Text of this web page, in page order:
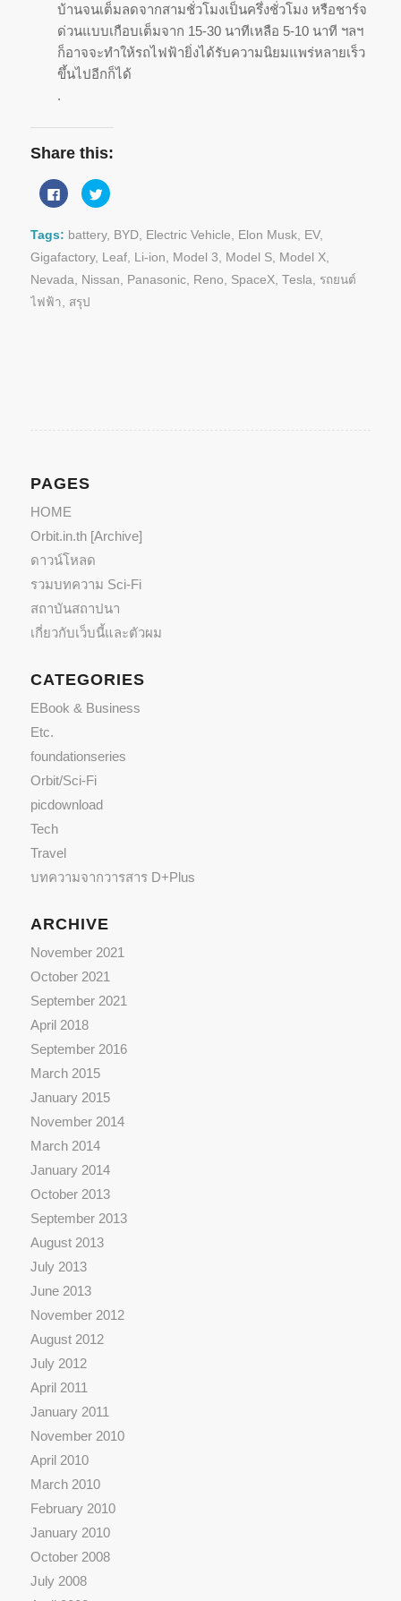
บ้านจนเต็มลดจากสามชั่วโมงเป็นครึ่งชั่วโมง หรือชาร์จ
ด่วนแบบเกือบเต็มจาก 15-30 นาทีเหลือ 5-10 นาที ฯลฯ
ก็อาจจะทำให้รถไฟฟ้ายิ่งได้รับความนิยมแพร่หลายเร็ว
ขึ้นไปอีกก็ได้
.
Share this:
Click
to
share
Facebook
(Opens
in
new
window)
Click
to
Twitter
(Opens
in
new
window)
Tags: battery, BYD, Electric Vehicle Elon Musk, EV,
Gigafactory, Leaf, Li-ion Model 3 Model S, Model X,
Nevada
Nissan Panasonic, Reno SpaceX, Tesla
รถยนต์
ไฟฟ้า
สรุป
PAGES
HOME
Orbit.in.th [Archive]
ดาวน์โหลด
รวมบทความ Sci-Fi
สถาบันสถาปนา
เกี่ยวกับเว็บนี้และตัวผม
CATEGORIES
EBook & Business
Etc.
foundationseries
Orbit/Sci-Fi
picdownload
Tech
Travel
บทความจากวารสาร D+Plus
ARCHIVE
November 2021
October 2021
September 2021
April 2018
September 2016
March 2015
January 2015
November 2014
March 2014
January 2014
October 2013
September 2013
August 2013
July 2013
June 2013
November 2012
August 2012
July 2012
April 2011
January 2011
November 2010
April 2010
March 2010
February 2010
January 2010
October 2008
July 2008